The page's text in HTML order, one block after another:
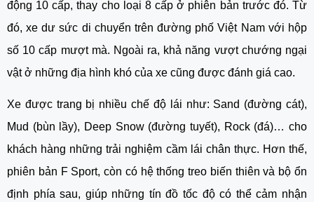
động 10 cấp, thay cho loại 8 cấp ở phiên bản trước đó. Từ
đó, xe dư sức di chuyển trên đường phố Việt Nam với hộp
số 10 cấp mượt mà. Ngoài ra, khả năng vượt chướng ngại
vật ở những địa hình khó của xe cũng được đánh giá cao.
Xe được trang bị nhiều chế độ lái như: Sand (đường cát),
Mud (bùn lầy), Deep Snow (đường tuyết), Rock (đá)… cho
khách hàng những trải nghiệm cầm lái chân thực. Hơn thế,
phiên bản F Sport, còn có hệ thống treo biến thiên và bộ ổn
định phía sau, giúp những tín đồ tốc độ có thể cảm nhận